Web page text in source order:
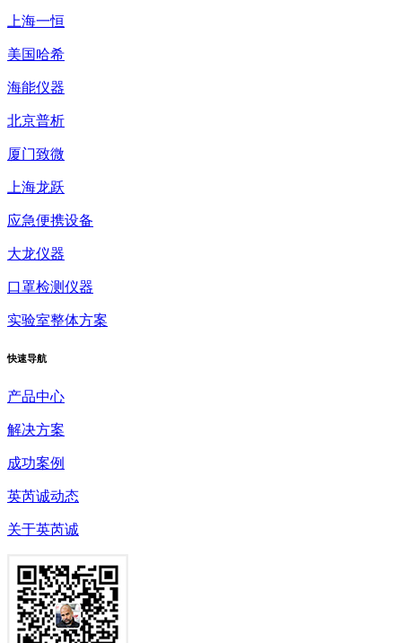
上海一恒
美国哈希
海能仪器
北京普析
厦门致微
上海龙跃
应急便携设备
大龙仪器
口罩检测仪器
实验室整体方案
快速导航
产品中心
解决方案
成功案例
英芮诚动态
关于英芮诚